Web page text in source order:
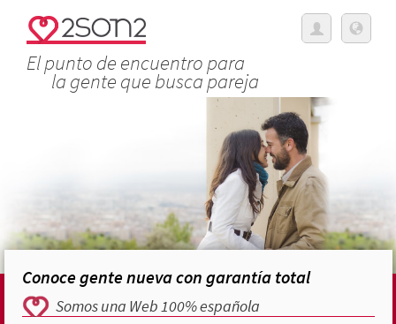
El punto de encuentro para
la gente que busca pareja
Conoce gente nueva con garantía total
Somos una Web 100% española